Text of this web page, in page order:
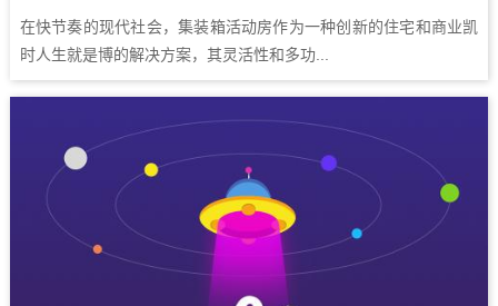
在快节奏的现代社会，集装箱活动房作为一种创新的住宅和商业凯
时人生就是博的解决方案，其灵活性和多功...